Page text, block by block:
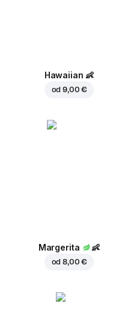
Hawaiian 👶
od9,00 €
Margerita 👶
od8,00 €